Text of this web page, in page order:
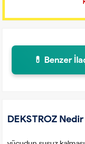
💊 Benzer
DEKSTROZ